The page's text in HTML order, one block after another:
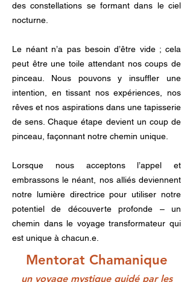
des constellations se formant dans le ciel
nocturne.
Le néant n’a pas besoin d’être vide ; cela
peut être une toile attendant nos coups de
pinceau. Nous pouvons y insuffler une
intention, en tissant nos expériences, nos
rêves et nos aspirations dans une tapisserie
de sens. Chaque étape devient un coup de
pinceau, façonnant notre chemin unique.
Lorsque nous acceptons l’appel et
embrassons le néant, nos alliés deviennent
notre lumière directrice pour utiliser notre
potentiel de découverte profonde – un
chemin dans le voyage transformateur qui
est unique à chacun.e.
Mentorat Chamanique
un voyage mystique guidé par les